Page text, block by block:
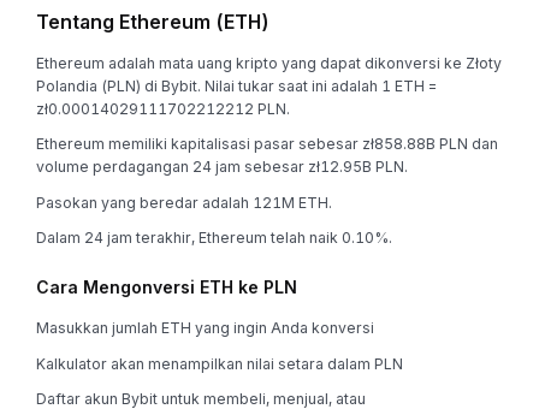
Tentang Ethereum (ETH)
Ethereum adalah mata uang kripto yang dapat dikonversi ke Złoty
Polandia (PLN) di Bybit. Nilai tukar saat ini adalah 1 ETH =
zł0.00014029111702212212 PLN.
Ethereum memiliki kapitalisasi pasar sebesar zł858.88B PLN dan
volume perdagangan 24 jam sebesar zł12.95B PLN.
Pasokan yang beredar adalah 121M ETH.
Dalam 24 jam terakhir, Ethereum telah naik 0.10%.
Cara Mengonversi ETH ke PLN
Masukkan jumlah ETH yang ingin Anda konversi
Kalkulator akan menampilkan nilai setara dalam PLN
Daftar akun Bybit untuk membeli, menjual, atau